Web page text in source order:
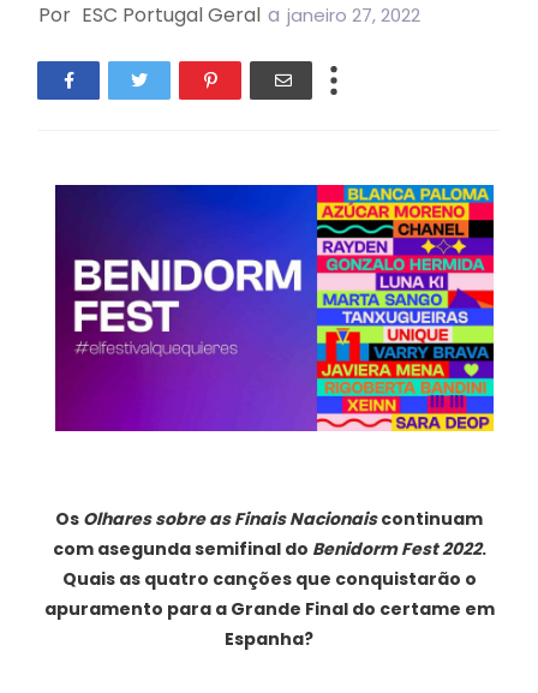
Por ESC Portugal Geral a janeiro 27, 2022
Os Olhares sobre as Finais Nacionaiscontinuam
com asegunda semifinal do Benidorm Fest 2022.
Quais as quatro canções que conquistarão o
apuramento para a Grande Final do certame em
Espanha?